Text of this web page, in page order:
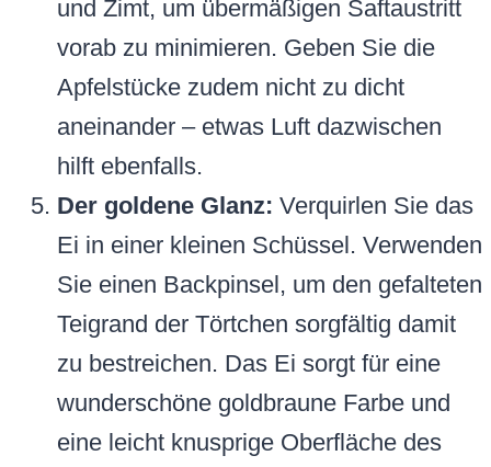
und Zimt, um übermäßigen Saftaustritt
vorab zu minimieren. Geben Sie die
Apfelstücke zudem nicht zu dicht
aneinander – etwas Luft dazwischen
hilft ebenfalls.
Der goldene Glanz: Verquirlen Sie das
Ei in einer kleinen Schüssel. Verwenden
Sie einen Backpinsel, um den gefalteten
Teigrand der Törtchen sorgfältig damit
zu bestreichen. Das Ei sorgt für eine
wunderschöne goldbraune Farbe und
eine leicht knusprige Oberfläche des